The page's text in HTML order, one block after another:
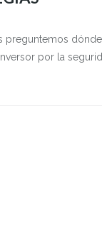
preguntemos
por la